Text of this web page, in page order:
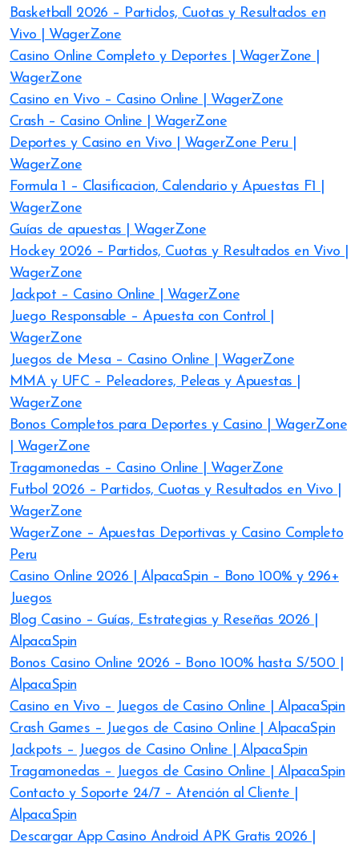
Basketball 2026 – Partidos, Cuotas y Resultados en
Vivo | WagerZone
Casino Online Completo y Deportes | WagerZone |
WagerZone
Casino en Vivo – Casino Online | WagerZone
Crash – Casino Online | WagerZone
Deportes y Casino en Vivo | WagerZone Peru |
WagerZone
Formula 1 – Clasificacion, Calendario y Apuestas F1 |
WagerZone
Guías de apuestas | WagerZone
Hockey 2026 – Partidos, Cuotas y Resultados en Vivo |
WagerZone
Jackpot – Casino Online | WagerZone
Juego Responsable – Apuesta con Control |
WagerZone
Juegos de Mesa – Casino Online | WagerZone
MMA y UFC – Peleadores, Peleas y Apuestas |
WagerZone
Bonos Completos para Deportes y Casino | WagerZone
| WagerZone
Tragamonedas – Casino Online | WagerZone
Futbol 2026 – Partidos, Cuotas y Resultados en Vivo |
WagerZone
WagerZone – Apuestas Deportivas y Casino Completo
Peru
Casino Online 2026 | AlpacaSpin – Bono 100% y 296+
Juegos
Blog Casino – Guías, Estrategias y Reseñas 2026 |
AlpacaSpin
Bonos Casino Online 2026 – Bono 100% hasta S/500 |
AlpacaSpin
Casino en Vivo – Juegos de Casino Online | AlpacaSpin
Crash Games – Juegos de Casino Online | AlpacaSpin
Jackpots – Juegos de Casino Online | AlpacaSpin
Tragamonedas – Juegos de Casino Online | AlpacaSpin
Contacto y Soporte 24/7 – Atención al Cliente |
AlpacaSpin
Descargar App Casino Android APK Gratis 2026 |